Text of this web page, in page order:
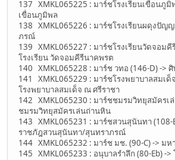
137 XMKL065225 : มาร์ชโรงเรียนเขื่อนภูมิ
เขื่อนภูมิพล
138 XMKL065226 : มาร์ชโรงเรียนผดุงปัญญ
ภรณ์
139 XMKL065227 : มาร์ชโรงเรียนวัดจอมคี
โรงเรียน วัดจอมคีรีนาคพรต
140 XMKL065228 : มาร์ช วทอ (146-D) -> ศิ
141 XMKL065229 : มาร์ชโรงพยาบาลสมเด็
โรงพยาบาลสมเด็จ ณ ศรีราชา
142 XMKL065230 : มาร์ชชมรมวิทยุสมัครเ
ชมรมวิทยุสมัครเล่นถ่านหิน
143 XMKL065231 : มาร์ชสวนสุนันทา (108-
ราชภัฎสวนสุนันทา/สุนทราภรณ์
144 XMKL065232 : มาร์ช มช. (90-C) -> มห
145 XMKL065233 : อนุบาลรำลึก (80-Eb) ->